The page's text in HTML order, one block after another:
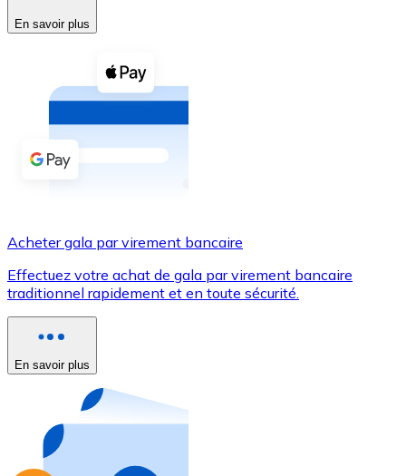
Voir toutes
Coupons crypto
Achetez des cryptomonnaies en espèces et d'autres
Acheter avec espèces
Virement SEPA
Utilisez les cartes Visa et Mastercard pour acheter
Acheter avec carte
Nouveau
Achetez des cartes-cadeaux de vos marques
Aller à la boutique de cartes-cadeaux
En savoir plus
Acheter gala par virement bancaire
Effectuez votre achat de gala par virement bancaire
traditionnel rapidement et en toute sécurité.
En savoir plus